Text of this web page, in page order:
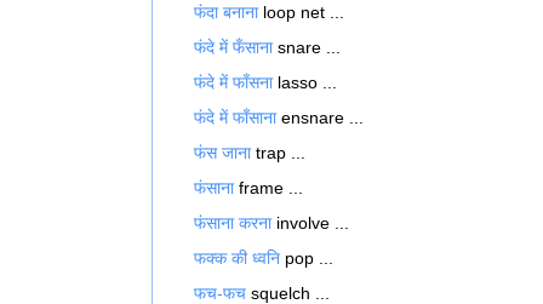
फंदा बनानाloop net ...
फंदे में फँसानाsnare ...
फंदे में फाँसनाlasso ...
फंदे में फाँसानाensnare ...
फंस जानाtrap ...
फंसानाframe ...
फंसाना करनाinvolve ...
फक्क की ध्वनि pop ...
फच-फच squelch ...